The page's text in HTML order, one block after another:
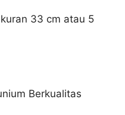
33 cm atau 5
Berkualitas